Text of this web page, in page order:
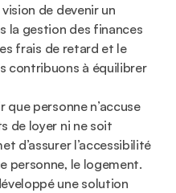
de devenir un
la gestion des finances
frais de retard et le
contribuons à équilibrer
personne n’accuse
de loyer ni ne soit
d’assurer l’accessibilité
personne, le logement.
une solution